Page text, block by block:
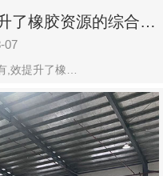
了橡胶资源的综合利
07
,效提升了橡…